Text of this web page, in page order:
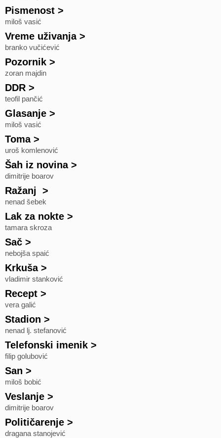
Pismenost >
miloš vasić
Vreme uživanja>
branko vučićević
Pozornik >
zoran majdin
DDR >
teofil pančić
Glasanje >
miloš vasić
Toma>
uroš komlenović
Šah iz novina>
dimitrije boarov
Ražanj >
nenad šebek
Lak za nokte >
tamara skroza
Sač >
nebojša spaić
Krkuša>
vladimir stanković
Recept >
vera galić
Stadion >
nenad lj. stefanović
Telefonski imenik >
filip golubović
San >
miloš bobić
Veslanje >
dimitrije boarov
Političarenje >
dragana stanojević